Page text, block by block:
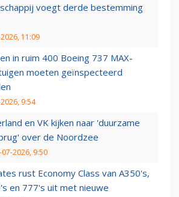
voegt derde bestemming
11:09
in ruim 400 Boeing 737 MAX-
moeten geïnspecteerd
9:54
en VK kijken naar 'duurzame
over de Noordzee
2026, 9:50
rust Economy Class van A350's,
en 777's uit met nieuwe